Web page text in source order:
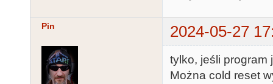
Pin 2024-05-27
tylko, jeśli program
Można cold reset